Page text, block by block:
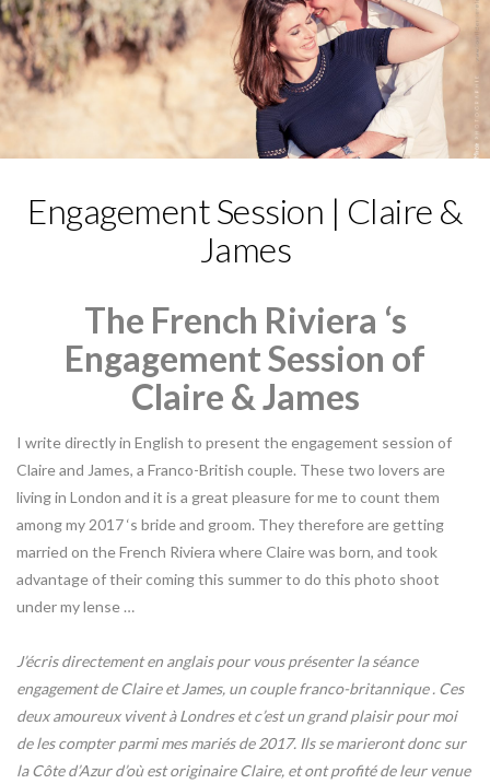
Engagement Session | Claire &
James
The French Riviera ‘s
Engagement Session of
Claire & James
I writedirectly in English to present the engagement session of
Claire and James, a Franco-British couple. Thesetwo lovers are
living in London and it is a great pleasure for me to count them
among my 2017 ‘s bride and groom. They therefore are getting
married on the French Riviera whereClairewas born, and took
advantage of their coming this summer to do this photo shoot
under my lense …
J’écris directement en anglais pour vous présenter la séance
engagement de Claire et James, un couple franco-britannique . Ces
deux amoureux vivent à Londres et c’est un grand plaisir pour moi
de les compter parmi mes mariés de 2017. Ils se marieront donc sur
la Côte d’Azur d’où est originaire Claire, et ont profité de leur venue